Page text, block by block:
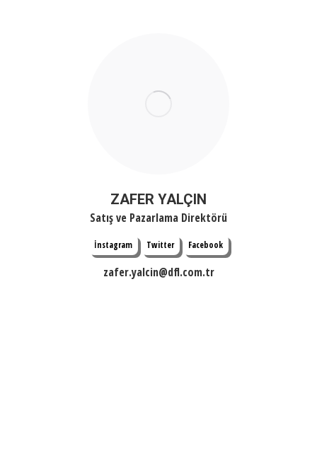
ZAFER YALÇIN
Satış ve Pazarlama Direktörü
İnstagram Twitter Facebook
zafer.yalcin@dfl.com.tr